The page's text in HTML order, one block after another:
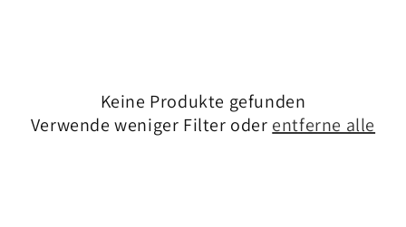
Keine Produkte gefunden
Verwende weniger Filter oder entferne alle